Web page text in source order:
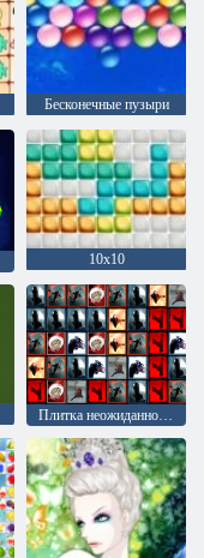
Бесконечные пузыри
10х10
Плитка неожиданностей